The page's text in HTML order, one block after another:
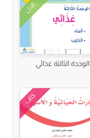
الحل
الوحدة الثالثة غذائي
كتاب